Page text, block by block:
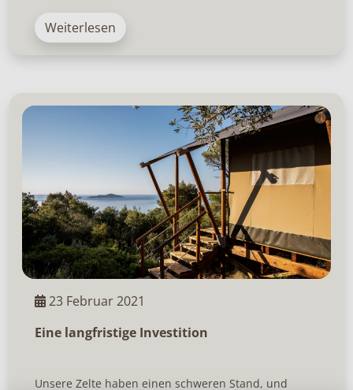
Weiterlesen
23 Februar 2021
Eine langfristige Investition
Unsere Zelte haben einen schweren Stand, und